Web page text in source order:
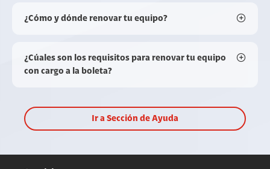
¿Cómo y dónde renovar tu equipo?
¿Cúales son los requisitos para renovar tu equipo
con cargo a la boleta?
Ir a Sección de Ayuda